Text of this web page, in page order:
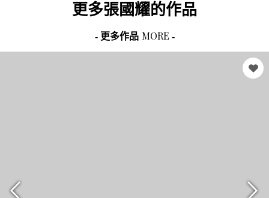
更多張國耀的作品
- 更多作品 MORE -